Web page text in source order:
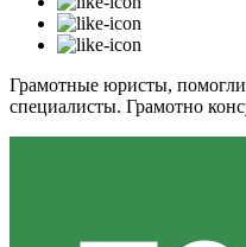
Грамотные юристы,
специалисты. Грамотно